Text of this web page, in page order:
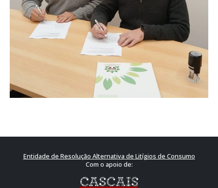
Entidade de Resolução Alternativa de Litígios de Consumo
Com o apoio de: